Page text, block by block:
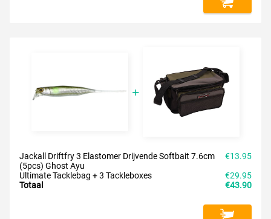
Jackall Driftfry 3 Elastomer Drijvende Softbait 7.6cm
(5pcs) Ghost Ayu
€13.95
Ultimate Tacklebag + 3 Tackleboxes
€29.95
Totaal
€43.90